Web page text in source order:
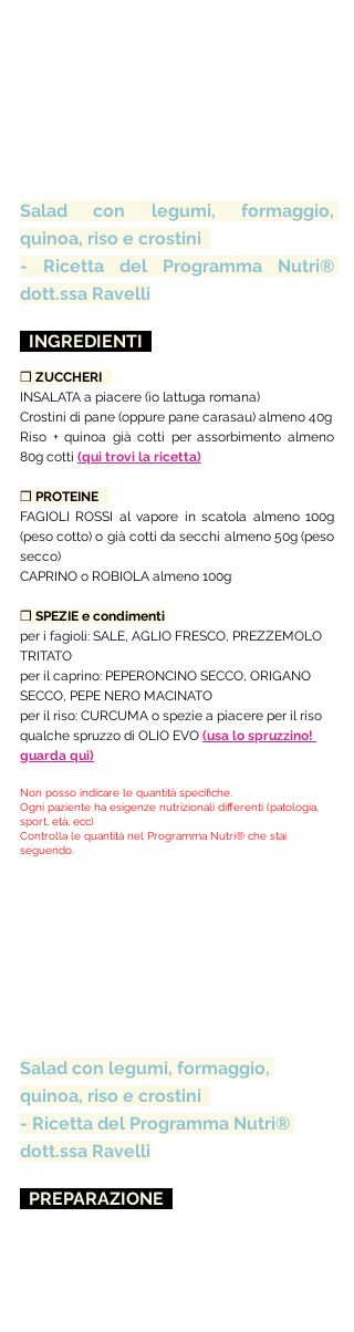
Salad con legumi, formaggio,
quinoa, riso e crostini
- Ricetta del Programma Nutri®
dott.ssa Ravelli
  INGREDIENTI
❒ ZUCCHERI
INSALATA a piacere (io lattuga romana)
Crostini di pane (oppure pane carasau) almeno 40g
Riso + quinoa già cotti per assorbimento almeno
80g cotti (qui trovi la ricetta)
❒ PROTEINE
FAGIOLI ROSSI al vapore in scatola almeno 100g
(peso cotto) o già cotti da secchi almeno 50g (peso
secco)
CAPRINO o ROBIOLA almeno 100g
❒ SPEZIE e condimenti
per i fagioli: SALE, AGLIO FRESCO, PREZZEMOLO
TRITATO
per il caprino: PEPERONCINO SECCO, ORIGANO
SECCO, PEPE NERO MACINATO
per il riso: CURCUMA o spezie a piacere per il riso
qualche spruzzo di OLIO EVO (usa lo spruzzino!
guarda qui)
Non posso indicare le quantità specifiche.
Ogni paziente ha esigenze nutrizionali differenti (patologia,
sport, età, ecc)
Controlla le quantità nel Programma Nutri® che stai
seguendo.
Salad con legumi, formaggio,
quinoa, riso e crostini
- Ricetta del Programma Nutri®
dott.ssa Ravelli
  PREPARAZIONE